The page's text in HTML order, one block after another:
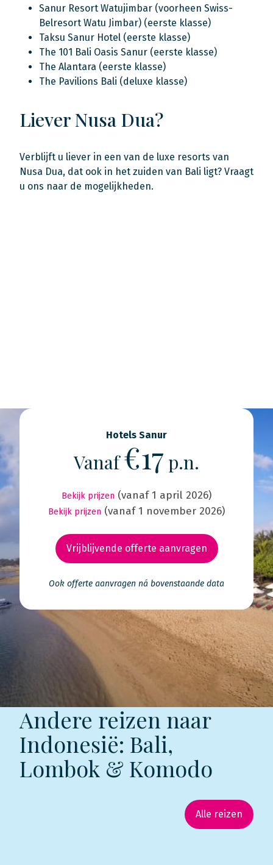
Sanur Resort Watujimbar (voorheen Swiss-
Belresort Watu Jimbar) (eerste klasse)
Taksu Sanur Hotel (eerste klasse)
The 101 Bali Oasis Sanur (eerste klasse)
The Alantara (eerste klasse)
The Pavilions Bali (deluxe klasse)
Liever Nusa Dua?
Verblijft u liever in een van de luxe resorts van
Nusa Dua, dat ook in het zuiden van Bali ligt? Vraagt
u ons naar de mogelijkheden.
Hotels Sanur
Vanaf€17 p.n.
Bekijk prijzen (vanaf 1 april 2026)
Bekijk prijzen (vanaf 1 november 2026)
Vrijblijvende offerte aanvragen
Ook offerte aanvragen ná bovenstaande data
Andere reizen naar
Indonesië: Bali,
Lombok & Komodo
Alle reizen